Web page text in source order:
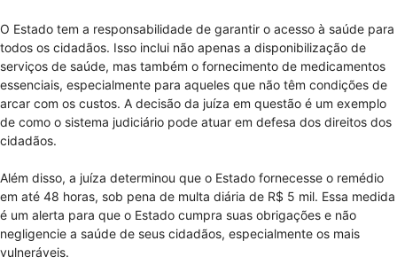
O Estado tem a responsabilidade de garantir o acesso à saúde para
todos os cidadãos. Isso inclui não apenas a disponibilização de
serviços de saúde, mas também o fornecimento de medicamentos
essenciais, especialmente para aqueles que não têm condições de
arcar com os custos. A decisão da juíza em questão é um exemplo
de como o sistema judiciário pode atuar em defesa dos direitos dos
cidadãos.
Além disso, a juíza determinou que o Estado fornecesse o remédio
em até 48 horas, sob pena de multa diária de R$ 5 mil. Essa medida
é um alerta para que o Estado cumpra suas obrigações e não
negligencie a saúde de seus cidadãos, especialmente os mais
vulneráveis.